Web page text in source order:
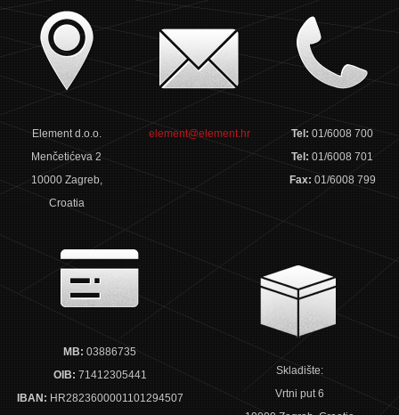
Element d.o.o.
Menčetićeva 2
10000 Zagreb,
Croatia
element@element.hr Tel:01/6008 700
Tel:01/6008 701
Fax: 01/6008 799
MB: 03886735
OIB: 71412305441
IBAN: HR2823600001101294507
Skladište:
Vrtni put 6